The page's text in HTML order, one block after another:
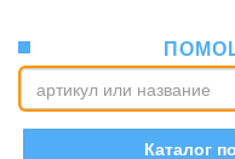
Каталог